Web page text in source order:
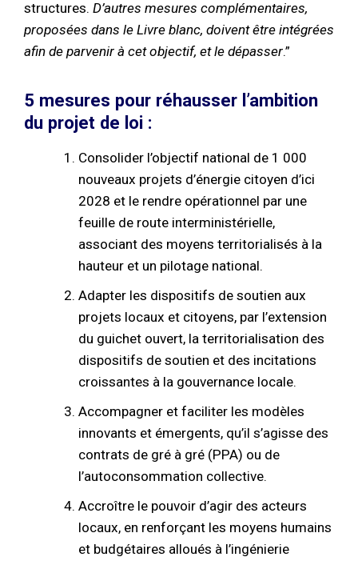
structures. D’autres mesures complémentaires,
proposées dans le Livre blanc, doivent être intégrées
afin de parvenir à cet objectif, et le dépasser.”
5 mesures pour réhausser l’ambition
du projet de loi :
Consolider l’objectif national de 1 000
nouveaux projets d’énergie citoyen d’ici
2028 et le rendre opérationnel par une
feuille de route interministérielle,
associant des moyens territorialisés à la
hauteur et un pilotage national.
Adapter les dispositifs de soutien aux
projets locaux et citoyens, par l’extension
du guichet ouvert, la territorialisation des
dispositifs de soutien et des incitations
croissantes à la gouvernance locale.
Accompagner et faciliter les modèles
innovants et émergents, qu’il s’agisse des
contrats de gré à gré (PPA) ou de
l’autoconsommation collective.
Accroître le pouvoir d’agir des acteurs
locaux, en renforçant les moyens humains
et budgétaires alloués à l’ingénierie